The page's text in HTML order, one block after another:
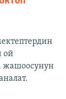
ой
жашоосунун